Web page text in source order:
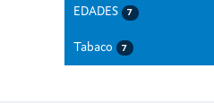
EDADES 7
Tabaco 7